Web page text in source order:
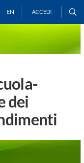
EN ACCEDI
dei